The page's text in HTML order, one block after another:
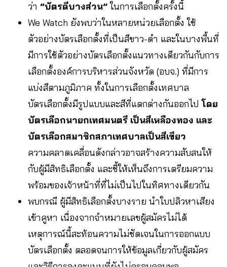
ว่า “บัตรดีบางส่วน”ในการเลือกตั้งครั้งนี้
We Watch ยังพบว่าในหลายหน่วยเลือกตั้ง ใช้
ตัวอย่างบัตรเลือกตั้งที่เป็นสีขาว-ดำ และในบางพื้นที่
มีการใช้ตัวอย่างบัตรเลือกตั้งแนวทางเดียวกันกับการ
เลือกตั้งองค์การบริหารส่วนจังหวัด (อบจ.) ที่มีการ
แบ่งสีตามภูมิภาค ทั้งในการเลือกตั้งเทศบาล
บัตรเลือกตั้งมีรูปแบบและสีที่แตกต่างกันออกไปโดย
บัตรเลือกนายกเทศมนตรี เป็นสีเหลืองทอง และ
บัตรเลือกสมาชิกสภาเทศบาลเป็นสีเขียว
ความคลาดเคลื่อนดังกล่าวอาจสร้างความสับสนให้
กับผู้มีสิทธิเลือกตั้ง และชี้ให้เห็นถึงการเตรียมความ
พร้อมของเจ้าหน้าที่ที่ไม่เป็นไปในทิศทางเดียวกัน
พบกรณี ผู้มีสิทธิเลือกตั้งบางราย นำใบปลิวหาเสียง
เข้าคูหา เนื่องจากจำหมายเลขผู้สมัครไม่ได้
เหตุการณ์นี้สะท้อนความไม่ชัดเจนในการออกแบบ
บัตรเลือกตั้ง ตลอดจนการให้ข้อมูลเกี่ยวกับผู้สมัคร